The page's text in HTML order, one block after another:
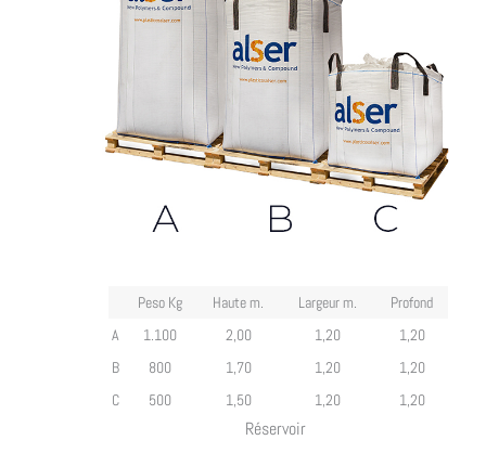
Peso Kg Haute m. Largeur m.
Profond
A
1.100 2,00 1,20
1,20
B
800 1,70 1,20
1,20
C
500 1,50 1,20 1,20
Réservoir